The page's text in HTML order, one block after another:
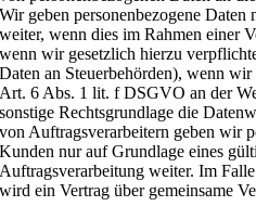
Wir geben personenbezogene Daten
weiter, wenn dies im Rahmen einer
wenn wir gesetzlich hierzu
Daten an Steuerbehörden), wenn wir
Art. 6 Abs. 1 lit. f DSGVO an der
sonstige Rechtsgrundlage die
von Auftragsverarbeitern geben wir
Kunden nur auf Grundlage eines
Auftragsverarbeitung weiter. Im
wird ein Vertrag über gemeinsame